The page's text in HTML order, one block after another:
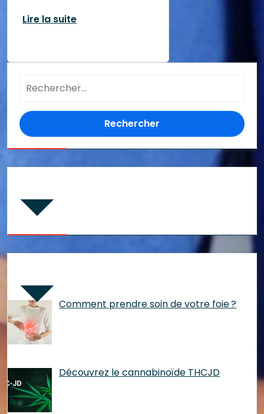
Lire la suite
Rechercher :
Comment prendre soin de votre foie ?
Découvrez le cannabinoïde THCJD